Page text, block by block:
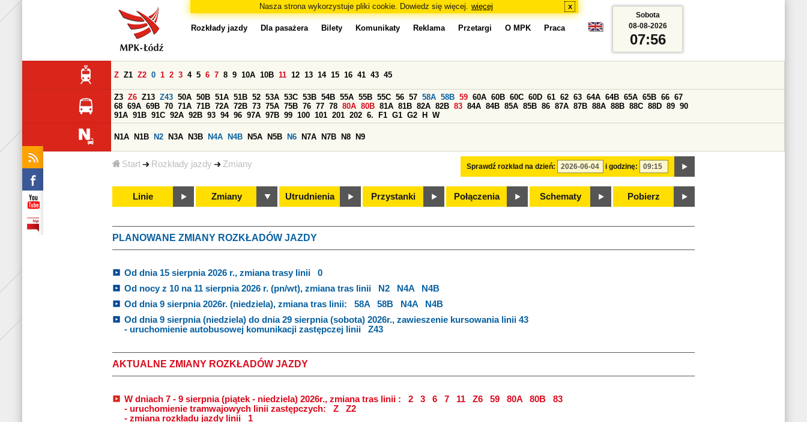
Nasza strona wykorzystuje pliki cookie. Dowiedz się więcej. więcej x
Start Rozkłady jazdy Zmiany
Rozkłady jazdy Dla pasażera Bilety Komunikaty Reklama Przetargi O MPK Praca
Sprawdź rozkład na dzień: i godzinę:
Z Z1 Z2 0 1 2 3 4 5 6 7 8 9 10A 10B 11 12 13 14 15 16 41 43 45
Z3 Z6 Z13 Z43 50A 50B 51A 51B 52 53A 53C 53B 54B 55A 55B 55C 56 57 58A 58B 59 60A 60B 60C 60D 61 62 63 64A 64B 65A 65B 66 67
68 69A 69B 70 71A 71B 72A 72B 73 75A 75B 76 77 78 80A 80B 81A 81B 82A 82B 83 84A 84B 85A 85B 86 87A 87B 88A 88B 88C 88D 89 90
91A 91B 91C 92A 92B 93 94 96 97A 97B 99 100 101 201 202 6. F1 G1 G2 H W
N1A N1B N2 N3A N3B N4A N4B N5A N5B N6 N7A N7B N8 N9
Linie Zmiany Utrudnienia Przystanki Połączenia Schematy Pobierz
Sobota
08-08-2026
07:56
PLANOWANE ZMIANY ROZKŁADÓW JAZDY
Od dnia 15 sierpnia 2026 r., zmiana trasy linii
0
Od nocy z 10 na 11 sierpnia 2026 r. (pn/wt), zmiana tras linii
N2 N4A
N4B
Od dnia 9 sierpnia 2026r. (niedziela), zmiana tras linii:
58A 58B N4A
N4B
Od dnia 9 sierpnia (niedziela) do dnia 29 sierpnia (sobota) 2026r., zawieszenie kursowania linii 43
- uruchomienie autobusowej komunikacji zastępczej linii
Z43
AKTUALNE ZMIANY ROZKŁADÓW JAZDY
W dniach 7 - 9 sierpnia (piątek - niedziela) 2026r., zmiana tras linii : 2 3 6 7 11 Z6 59 80A 80B
83
- uruchomienie tramwajowych linii zastępczych:
Z
Z2
- zmiana rozkładu jazdy linii
1